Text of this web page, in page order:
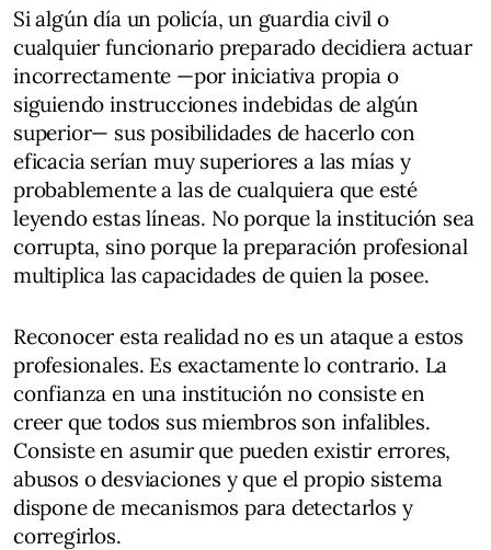
Si algún día un policía, un guardia civil o
cualquier funcionario preparado decidiera actuar
incorrectamente —por iniciativa propia o
siguiendo instrucciones indebidas de algún
superior— sus posibilidades de hacerlo con
eficacia serían muy superiores a las mías y
probablemente a las de cualquiera que esté
leyendo estas líneas. No porque la institución sea
corrupta, sino porque la preparación profesional
multiplica las capacidades de quien la posee.
Reconocer esta realidad no es un ataque a estos
profesionales. Es exactamente lo contrario. La
confianza en una institución no consiste en
creer que todos sus miembros son infalibles.
Consiste en asumir que pueden existir errores,
abusos o desviaciones y que el propio sistema
dispone de mecanismos para detectarlos y
corregirlos.